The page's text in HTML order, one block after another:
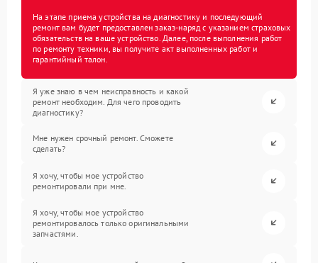
На этапе приема устройства на диагностику и последующий
ремонт вам будет предоставлен заказ-наряд с указанием страховых
обязательств на ваше устройство. Далее, после выполнения работ
по ремонту техники, вы получите акт выполненных работ и
гарантийный талон.
Я уже знаю в чем неисправность и какой
ремонт необходим. Для чего проводить
диагностику?
Мне нужен срочный ремонт. Сможете
сделать?
Я хочу, чтобы мое устройство
ремонтировали при мне.
Я хочу, чтобы мое устройство
ремонтировалось только оригинальными
запчастями.